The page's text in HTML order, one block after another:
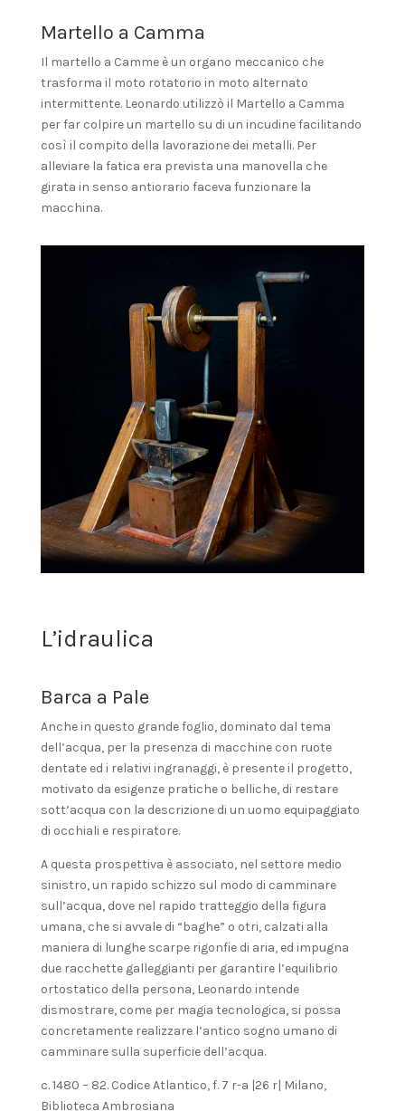
Martello a Camma
Il martello a Camme è un organo meccanico che
trasforma il moto rotatorio in moto alternato
intermittente. Leonardo utilizzò il Martello a Camma
per far colpire un martello su di un incudine facilitando
così il compito della lavorazione dei metalli. Per
alleviare la fatica era prevista una manovella che
girata in senso antiorario faceva funzionare la
macchina.
L’idraulica
Barca a Pale
Anche in questo grande foglio, dominato dal tema
dell’acqua, per la presenza di macchine con ruote
dentate ed i relativi ingranaggi, è presente il progetto,
motivato da esigenze pratiche o belliche, di restare
sott’acqua con la descrizione di un uomo equipaggiato
di occhiali e respiratore.
A questa prospettiva è associato, nel settore medio
sinistro, un rapido schizzo sul modo di camminare
sull’acqua, dove nel rapido tratteggio della figura
umana, che si avvale di “baghe” o otri, calzati alla
maniera di lunghe scarpe rigonfie di aria, ed impugna
due racchette galleggianti per garantire l’equilibrio
ortostatico della persona, Leonardo intende
dismostrare, come per magia tecnologica, si possa
concretamente realizzare l’antico sogno umano di
camminare sulla superficie dell’acqua.
c. 1480 – 82. Codice Atlantico, f. 7 r-a |26 r| Milano,
Biblioteca Ambrosiana